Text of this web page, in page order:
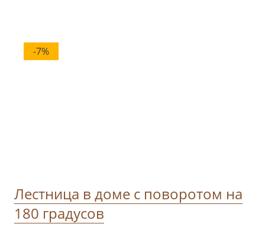
-7%
Лестница в доме с поворотом на
180 градусов